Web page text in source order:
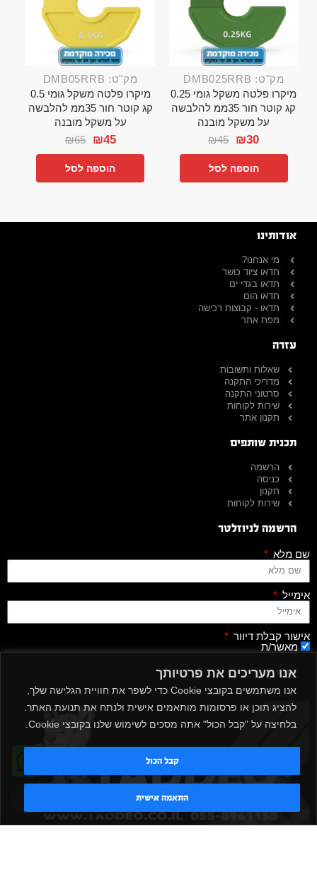
אנו מעריכים את פרטיותך
אנו משתמשים בקובצי Cookie כדי לשפר את חוויית הגלישה שלך,
להציג תוכן או פרסומות מותאמים אישית ולנתח את תנועת האתר.
בלחיצה על "קבל הכול" אתה מסכים לשימוש שלנו בקובצי Cookie.
התאמה אישית
קבל הכול
מק"ט: DMB025RRB
מיקרו פלטה משקל גומי 0.25
קג קוטר חור 35ממ להלבשה
על משקל מובנה
₪45 ₪30
הוספה לסל
מק"ט: DMB05RRB
מיקרו פלטה משקל גומי 0.5
קג קוטר חור 35ממ להלבשה
על משקל מובנה
₪65 ₪45
הוספה לסל
אודותינו
מי אנחנו?
תדאו ציוד כושר
תדאו בגדי ים
תדאו הום
תדאו - קבוצות רכישה
מפת אתר
עזרה
שאלות ותשובות
מדריכי התקנה
סרטוני התקנה
שירות לקוחות
תקנון אתר
תכנית שותפים
הרשמה
כניסה
תקנון
שירות לקוחות
הרשמה לניוזלטר
שם מלא
אימייל
אישור קבלת דיוור
מאשר/ת
שלח